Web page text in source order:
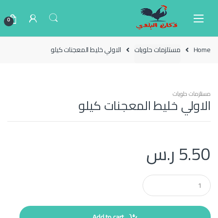
0
Home مستلزمات حلويات الاولي خليط المعجنات كيلو
مستلزمات حلويات
الاولي خليط المعجنات كيلو
5.50ر.س
Q
u
a
t